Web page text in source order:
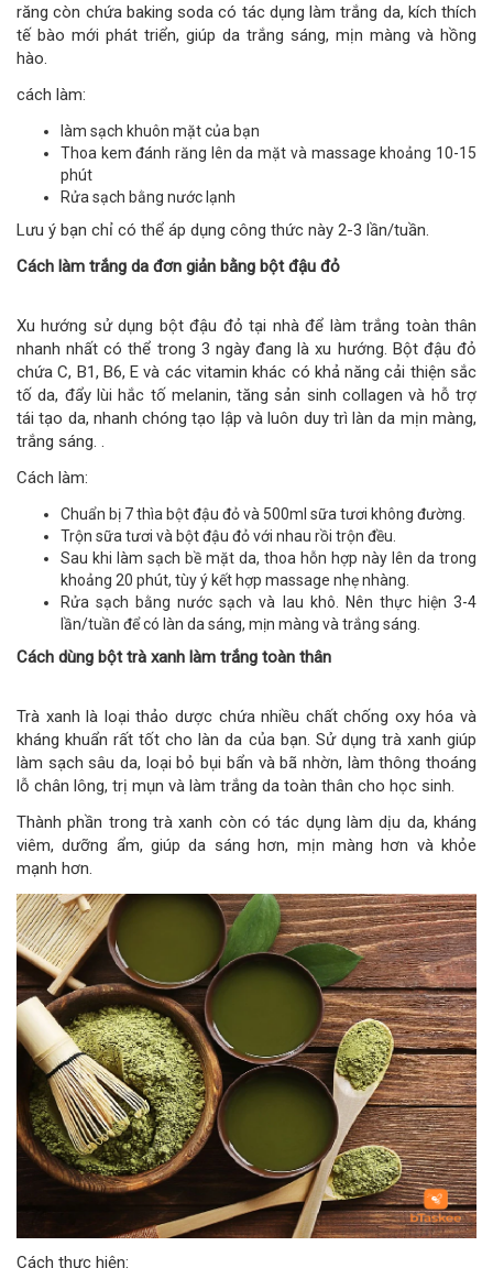
răng còn chứa baking soda có tác dụng làm trắng da, kích thích
tế bào mới phát triển, giúp da trắng sáng, mịn màng và hồng
hào.
cách làm:
làm sạch khuôn mặt của bạn
Thoa kem đánh răng lên da mặt và massage khoảng 10-15
phút
Rửa sạch bằng nước lạnh
Lưu ý bạn chỉ có thể áp dụng công thức này 2-3 lần/tuần.
Cách làm trắng da đơn giản bằng bột đậu đỏ
Xu hướng sử dụng bột đậu đỏ tại nhà để làm trắng toàn thân
nhanh nhất có thể trong 3 ngày đang là xu hướng. Bột đậu đỏ
chứa C, B1, B6, E và các vitamin khác có khả năng cải thiện sắc
tố da, đẩy lùi hắc tố melanin, tăng sản sinh collagen và hỗ trợ
tái tạo da, nhanh chóng tạo lập và luôn duy trì làn da mịn màng,
trắng sáng. .
Cách làm:
Chuẩn bị 7 thìa bột đậu đỏ và 500ml sữa tươi không đường.
Trộn sữa tươi và bột đậu đỏ với nhau rồi trộn đều.
Sau khi làm sạch bề mặt da, thoa hỗn hợp này lên da trong
khoảng 20 phút, tùy ý kết hợp massage nhẹ nhàng.
Rửa sạch bằng nước sạch và lau khô. Nên thực hiện 3-4
lần/tuần để có làn da sáng, mịn màng và trắng sáng.
Cách dùng bột trà xanh làm trắng toàn thân
Trà xanh là loại thảo dược chứa nhiều chất chống oxy hóa và
kháng khuẩn rất tốt cho làn da của bạn. Sử dụng trà xanh giúp
làm sạch sâu da, loại bỏ bụi bẩn và bã nhờn, làm thông thoáng
lỗ chân lông, trị mụn và làm trắng da toàn thân cho học sinh.
Thành phần trong trà xanh còn có tác dụng làm dịu da, kháng
viêm, dưỡng ẩm, giúp da sáng hơn, mịn màng hơn và khỏe
mạnh hơn.
Cách thực hiện: